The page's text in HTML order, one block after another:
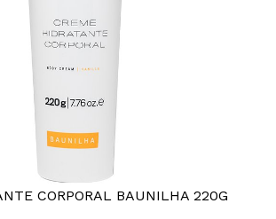
CORPORAL BAUNILHA 220G